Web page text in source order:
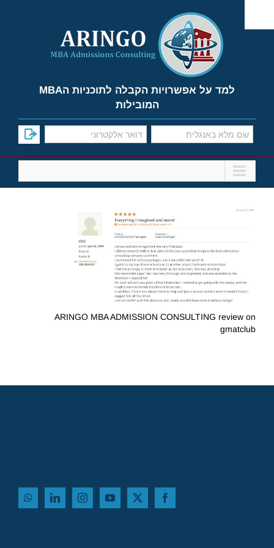
content
למד על אפשרויות הקבלה לתוכניות הMBA
המובילות
ARINGO MBA ADMISSION CONSULTING review on
gmatclub